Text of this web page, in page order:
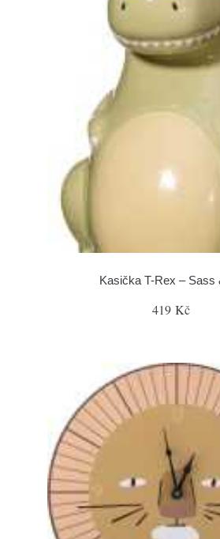
Kasička T-Rex – Sass
419 Kč